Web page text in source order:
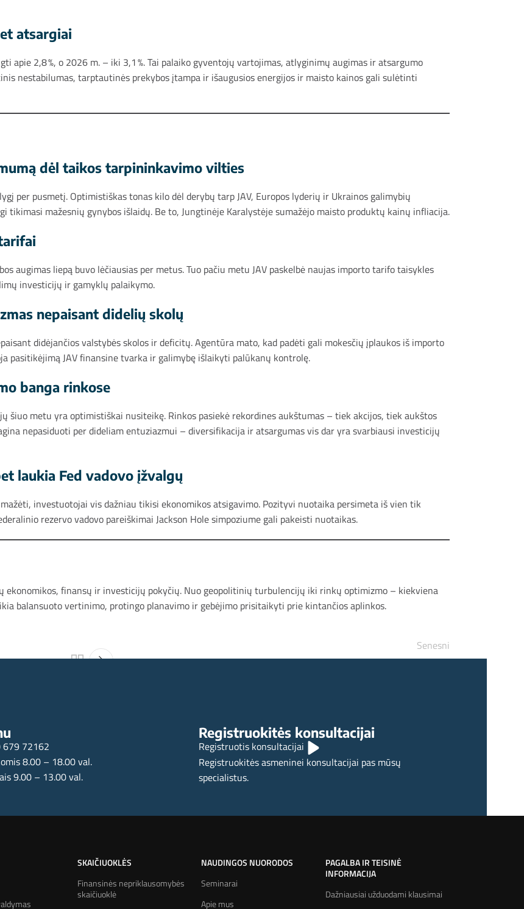
atsargiai
apie 2,8 %, o 2026 m. – iki 3,1 %. Tai palaiko gyventojų vartojimas, atlyginimų augimas ir atsargumo
nestabilumas, tarptautinės prekybos įtampa ir išaugusios energijos ir maisto kainos gali sulėtinti
dėl taikos tarpininkavimo vilties
per pusmetį. Optimistiškas tonas kilo dėl derybų tarp JAV, Europos lyderių ir Ukrainos galimybių
mažesnių gynybos išlaidų. Be to, Jungtinėje Karalystėje sumažėjo maisto produktų kainų infliacija.
augimas liepą buvo lėčiausias per metus. Tuo pačiu metu JAV paskelbė naujas importo tarifo taisykles
investicijų ir gamyklų palaikymo.
nepaisant didelių skolų
didėjančios valstybės skolos ir deficitų. Agentūra mato, kad padėti gali mokesčių įplaukos iš importo
pasitikėjimą JAV finansine tvarka ir galimybę išlaikyti palūkanų kontrolę.
banga rinkose
šiuo metu yra optimistiškai nusiteikę. Rinkos pasiekė rekordines aukštumas – tiek akcijos, tiek aukštos
nepasiduoti per dideliam entuziazmui – diversifikacija ir atsargumas vis dar yra svarbiausi investicijų
laukia Fed vadovo įžvalgų
investuotojai vis dažniau tikisi ekonomikos atsigavimo. Pozityvi nuotaika persimeta iš vien tik
rezervo vadovo pareiškimai Jackson Hole simpoziume gali pakeisti nuotaikas.
ekonomikos, finansų ir investicijų pokyčių. Nuo geopolitinių turbulencijų iki rinkų optimizmo – kiekviena
balan­suoto vertinimo, protingo planavimo ir gebėjimo prisitaikyti prie kintančios aplinkos.
Senesni
679 72162
8.00 – 18.00 val.
9.00 – 13.00 val.
Registruokitės konsultacijai
Registruotis konsultacijai
Registruokitės asmeninei konsultacijai pas mūsų
specialistus.
SKAIČIUOKLĖS
Finansinės nepriklausomybės
skaičiuoklė
NAUDINGOS NUORODOS
Seminarai
Apie mus
PAGALBA IR TEISINĖ
INFORMACIJA
Dažniausiai užduodami klausimai